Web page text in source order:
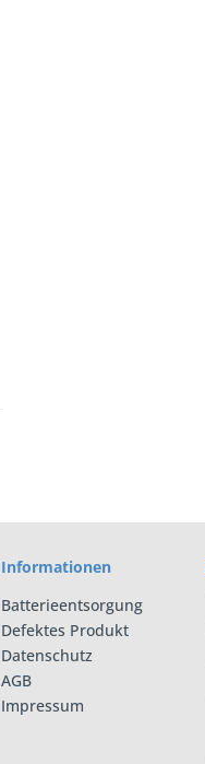
Informationen
Batterieentsorgung
Defektes Produkt
Datenschutz
AGB
Impressum